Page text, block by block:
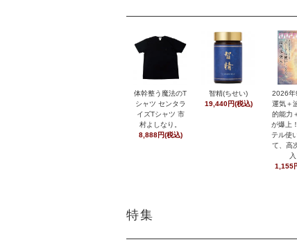
体幹整う魔法のT
シャツ センタラ
イズTシャツ 市
村よしなり。
8,888円(税込)
智精(ちせい)
19,440円(税込)
2026
運気＋
的能力
が爆上
テル使
て、高
入
1,155
特集